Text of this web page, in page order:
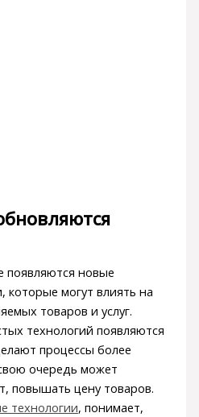
новые
которые могут влиять на
товаров и услуг.
технологий появляются
процессы более
очередь может
повышать цену товаров.
технологии, понимает,